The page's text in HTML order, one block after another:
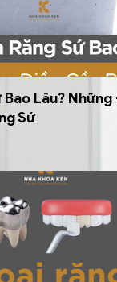
Bao Lâu?
Sứ